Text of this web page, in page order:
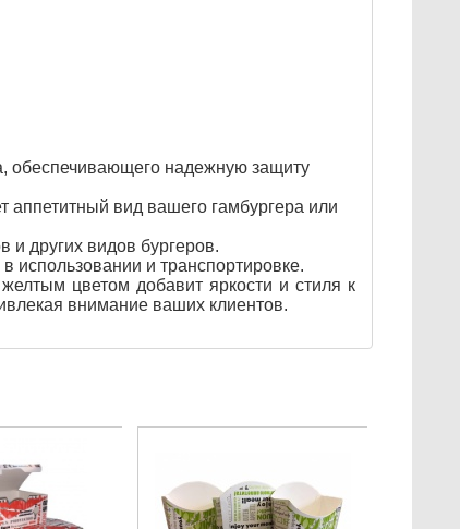
обеспечивающего надежную защиту
аппетитный вид вашего гамбургера или
и других видов бургеров.
использовании и транспортировке.
цветом добавит яркости и стиля к
внимание ваших клиентов.